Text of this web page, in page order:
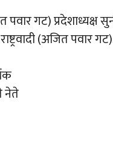
पवार गट)
(अजित पवार
नेते